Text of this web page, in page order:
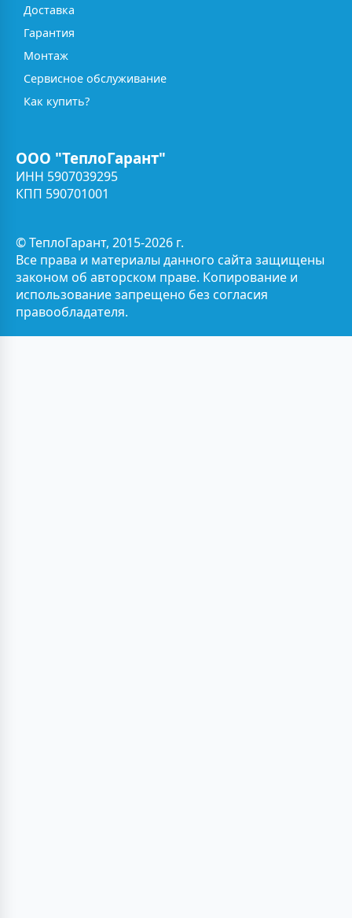
Доставка
Гарантия
Монтаж
Сервисное обслуживание
Как купить?
ООО "ТеплоГарант"
ИНН 5907039295
КПП 590701001
© ТеплоГарант, 2015-2026 г.
Все права и материалы данного сайта защищены
законом об авторском праве. Копирование и
использование запрещено без согласия
правообладателя.